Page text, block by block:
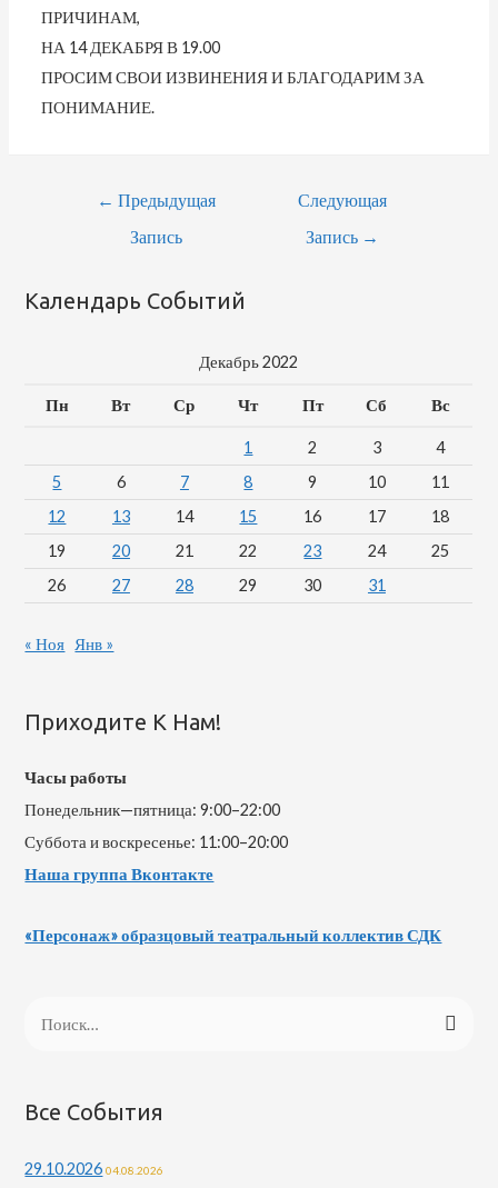
ПРИЧИНАМ,
НА 14 ДЕКАБРЯ В 19.00
ПРОСИМ СВОИ ИЗВИНЕНИЯ И БЛАГОДАРИМ ЗА
ПОНИМАНИЕ.
Навигация
← Предыдущая
Запись
Следующая
Запись →
Календарь Событий
Декабрь 2022
Пн Вт Ср Чт Пт Сб Вс
1 2 3
4
5
6 7 8 9 10
11
12
13 14 15 16 17
18
19
20 21 22 23 24
25
26
27 28 29 30 31
« Ноя Янв »
Приходите К Нам!
Часы работы
Понедельник—пятница: 9:00–22:00
Суббота и воскресенье: 11:00–20:00
Наша группа Вконтакте
«Персонаж» образцовый театральный коллектив СДК
т
:
Все События
29.10.2026 04.08.2026